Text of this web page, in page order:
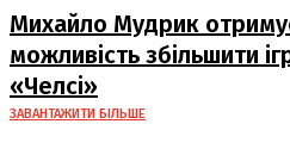
Михайло Мудрик
можливість збільшити
«Челсі»
ЗАВАНТАЖИТИ БІЛЬШЕ